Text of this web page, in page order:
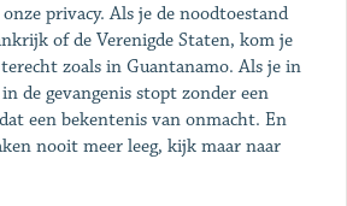
privacy. Als je de noodtoestand
of de Verenigde Staten, kom je
zoals in Guantanamo. Als je in
de gevangenis stopt zonder een
een bekentenis van onmacht. En
nooit meer leeg, kijk maar naar